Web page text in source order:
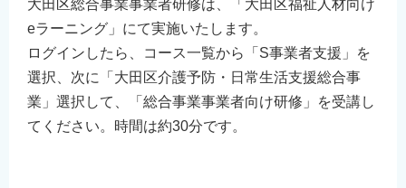
大田区総合事業事業者研修は、「大田区福祉人材向け
eラーニング」にて実施いたします。
ログインしたら、コース一覧から「S事業者支援」を
選択、次に「大田区介護予防・日常生活支援総合事
業」選択して、「総合事業事業者向け研修」を受講し
てください。時間は約30分です。